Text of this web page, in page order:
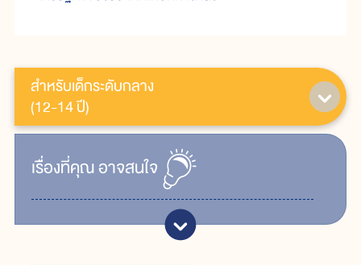
สำหรับเด็กระดับกลาง
(12-14 ปี)
เรื่ิองที่คุณอาจสนใจ